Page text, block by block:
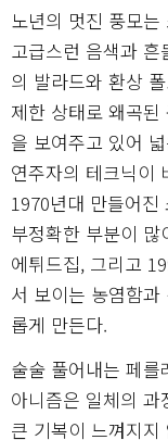
노년의 멋진 풍모
고급스런 음색과
의 발라드와 환상
제한 상태로 왜곡
을 보여주고 있어
연주자의 테크닉이
1970년대 만들어
부정확한 부분이
에튀드집, 그리고
서 보이는 농염함
롭게 만든다.
술술 풀어내는 페를
아니즘은 일체의
큰 기복이 느껴지